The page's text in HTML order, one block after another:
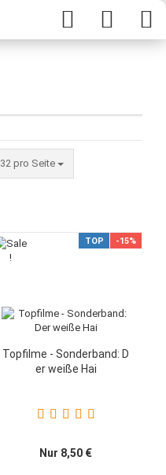
32 pro Seite
TOP -15%
Topfilme - Sonderband: D
er weiße Hai
Nur 8,50 €